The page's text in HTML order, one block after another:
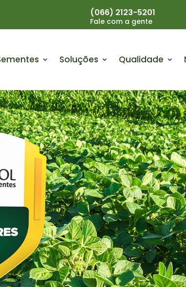
(066) 2123-5201
Fale com a gente
Soluções Qualidade